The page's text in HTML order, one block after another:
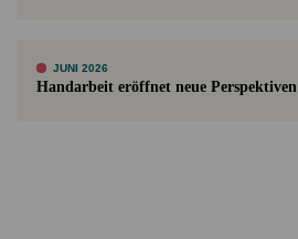
JUNI 2026
Handarbeit eröffnet neue Perspektiven